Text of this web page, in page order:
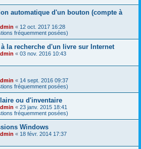
automatique d'un bouton (compte à
« 12 oct. 2017 16:28
fréquemment posées)
la recherche d'un livre sur Internet
« 03 nov. 2016 10:43
« 14 sept. 2016 09:37
fréquemment posées)
ou d'inventaire
« 23 janv. 2015 18:41
fréquemment posées)
Windows
« 18 févr. 2014 17:37